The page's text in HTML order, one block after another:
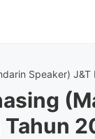
Speaker)